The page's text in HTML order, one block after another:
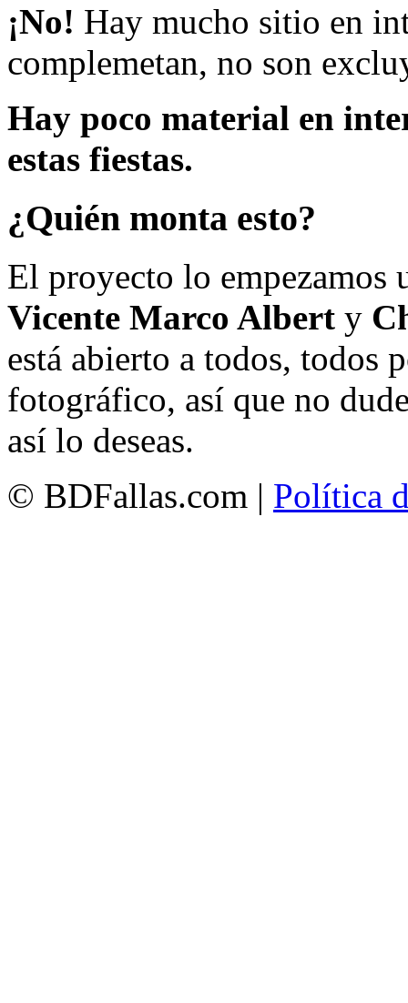
¡No! Hay mucho sitio en
complemetan, no son
Hay poco material en
estas fiestas.
¿Quién monta esto?
El proyecto lo empezamos
Vicente Marco Albert y
está abierto a todos, todos
fotográfico, así que no
así lo deseas.
© BDFallas.com | Política